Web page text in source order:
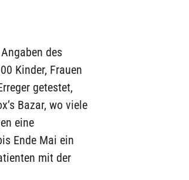
des
Kinder, Frauen
getestet,
Bazar, wo viele
eine
Ende Mai ein
mit der